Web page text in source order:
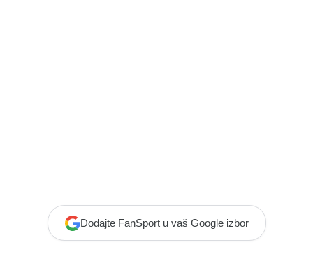
Dodajte FanSport u vaš Google izbor